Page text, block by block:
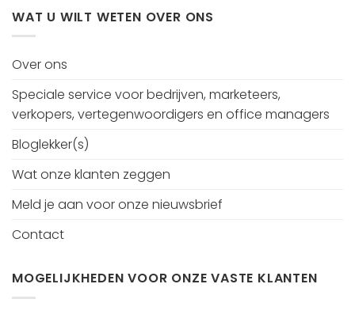
WAT U WILT WETEN OVER ONS
Over ons
Speciale service voor bedrijven, marketeers,
verkopers, vertegenwoordigers en office managers
Bloglekker(s)
Wat onze klanten zeggen
Meld je aan voor onze nieuwsbrief
Contact
MOGELIJKHEDEN VOOR ONZE VASTE KLANTEN